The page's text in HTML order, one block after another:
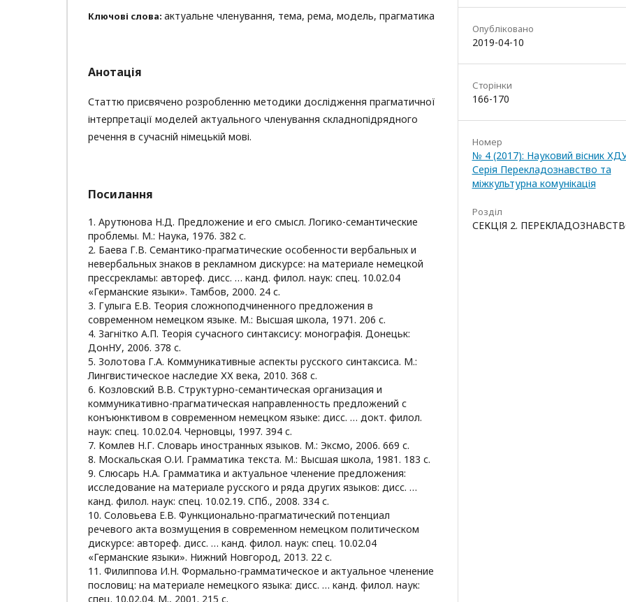
Ключові слова: актуальне членування, тема, рема, модель, прагматика
Анотація
Статтю присвячено розробленню методики дослідження прагматичної
інтерпретації моделей актуального членування складнопідрядного
речення в сучасній німецькій мові.
Посилання
1. Арутюнова Н.Д. Предложение и его смысл. Логико-семантические
проблемы. М.: Наука, 1976. 382 с.
2. Баева Г.В. Семантико-прагматические особенности вербальных и
невербальных знаков в рекламном дискурсе: на материале немецкой
прессрекламы: автореф. дисс. … канд. филол. наук: спец. 10.02.04
«Германские языки». Тамбов, 2000. 24 с.
3. Гулыга Е.В. Теория сложноподчиненного предложения в
современном немецком языке. М.: Высшая школа, 1971. 206 с.
4. Загнітко А.П. Теорія сучасного синтаксису: монографія. Донецьк:
ДонНУ, 2006. 378 с.
5. Золотова Г.А. Коммуникативные аспекты русского синтаксиса. М.:
Лингвистическое наследие ХХ века, 2010. 368 с.
6. Козловский В.В. Структурно-семантическая организация и
коммуникативно-прагматическая направленность предложений с
конъюнктивом в современном немецком языке: дисc. … докт. филол.
наук: спец. 10.02.04. Черновцы, 1997. 394 c.
7. Комлев Н.Г. Словарь иностранных языков. М.: Эксмо, 2006. 669 с.
8. Москальская О.И. Грамматика текста. М.: Высшая школа, 1981. 183 с.
9. Cлюсарь Н.А. Грамматика и актуальное членение предложения:
исследование на материале русского и ряда других языков: дисс. …
канд. филол. наук: спец. 10.02.19. СПб., 2008. 334 с.
10. Соловьева Е.В. Функционально-прагматический потенциал
речевого акта возмущения в современном немецком политическом
дискурсе: автореф. дисс. … канд. филол. наук: спец. 10.02.04
«Германские языки». Нижний Новгород, 2013. 22 с.
11. Филиппова И.Н. Формально-грамматическое и актуальное членение
пословиц: на материале немецкого языка: дисс. … канд. филол. наук:
спец. 10.02.04. М., 2001. 215 с.
Опубліковано
2019-04-10
Сторінки
166-170
Номер
№ 4 (2017): Науковий вісник
Серія Перекладознавство та
міжкультурна комунікація
Розділ
СЕКЦІЯ 2.